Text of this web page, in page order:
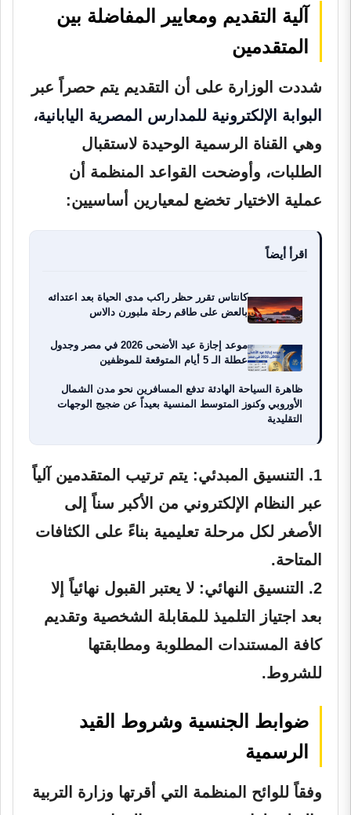
آلية التقديم ومعايير المفاضلة بين
المتقدمين
شددت الوزارة على أن التقديم يتم حصراً عبر
البوابة الإلكترونية للمدارس المصرية اليابانية،
وهي القناة الرسمية الوحيدة لاستقبال
الطلبات، وأوضحت القواعد المنظمة أن
عملية الاختيار تخضع لمعيارين أساسيين:
اقرأ أيضاً
كانتاس تقرر حظر راكب مدى الحياة بعد اعتدائه
بالعض على طاقم رحلة ملبورن دالاس
موعد إجازة عيد الأضحى 2026 في مصر وجدول
عطلة الـ 5 أيام المتوقعة للموظفين
ظاهرة السياحة الهادئة تدفع المسافرين نحو مدن الشمال
الأوروبي وكنوز المتوسط المنسية بعيداً عن ضجيج الوجهات
التقليدية
1. التنسيق المبدئي: يتم ترتيب المتقدمين آلياً
عبر النظام الإلكتروني من الأكبر سناً إلى
الأصغر لكل مرحلة تعليمية بناءً على الكثافات
المتاحة.
2.
التنسيق النهائي: لا يعتبر القبول نهائياً إلا
بعد اجتياز التلميذ للمقابلة الشخصية وتقديم
كافة المستندات المطلوبة ومطابقتها
للشروط.
ضوابط الجنسية وشروط القيد
الرسمية
وفقاً للوائح المنظمة التي أقرتها وزارة التربية